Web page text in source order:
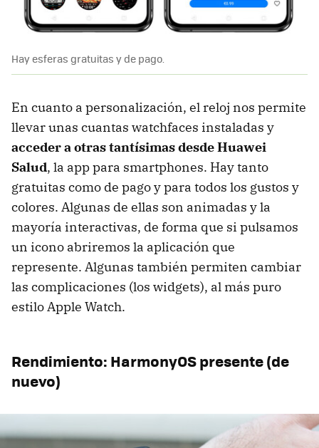
Hay esferas gratuitas y de pago.
En cuanto a personalización, el reloj nos permite
llevar unas cuantas watchfaces instaladas y
acceder a otras tantísimas desde Huawei
Salud, la app para smartphones. Hay tanto
gratuitas como de pago y para todos los gustos y
colores. Algunas de ellas son animadas y la
mayoría interactivas, de forma que si pulsamos
un icono abriremos la aplicación que
represente. Algunas también permiten cambiar
las complicaciones (los widgets), al más puro
estilo Apple Watch.
Rendimiento: HarmonyOS presente (de
nuevo)